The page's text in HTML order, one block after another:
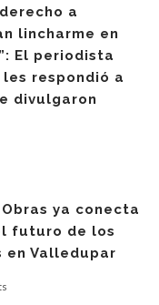
a
lincharme en
El periodista
respondió a
divulgaron
ya conecta
futuro de los
en Valledupar